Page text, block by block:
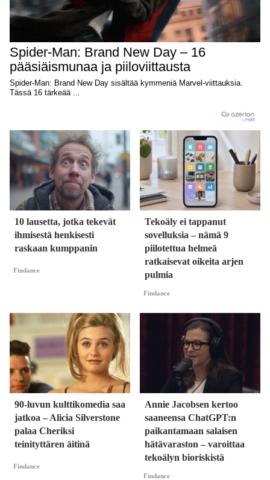
10 lausetta, jotka tekevät
ihmisestä henkisesti
raskaan kumppanin
Findance
Tekoäly ei tappanut
sovelluksia – nämä 9
piilotettua helmeä
ratkaisevat oikeita arjen
pulmia
Findance
90-luvun kulttikomedia saa
jatkoa – Alicia Silverstone
palaa Cheriksi
teinityttären äitinä
Findance
Annie Jacobsen kertoo
saaneensa ChatGPT:n
paikantamaan salaisen
hätävaraston – varoittaa
tekoälyn bioriskistä
Findance